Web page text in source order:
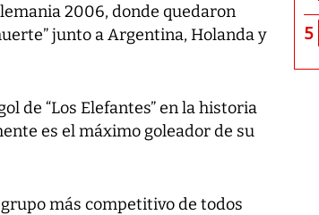
2006, donde quedaron
junto a Argentina, Holanda y
de “Los Elefantes” en la historia
es el máximo goleador de su
más competitivo de todos
5